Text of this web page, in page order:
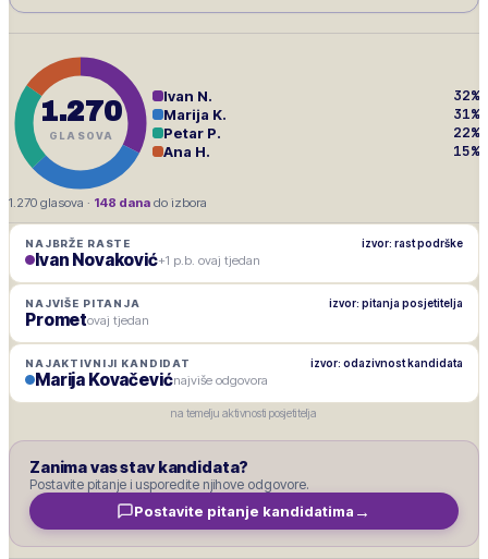
1.270
GLASOVA
Ivan N. 32%
Marija K. 31%
Petar P. 22%
Ana H. 15%
1.270 glasova · 148 dana do izbora
NAJBRŽE RASTE izvor: rast podrške
Ivan Novaković+1 p.b. ovaj tjedan
NAJVIŠE PITANJA izvor: pitanja posjetitelja
Prometovaj tjedan
NAJAKTIVNIJI KANDIDAT izvor: odazivnost kandidata
Marija Kovačevićnajviše odgovora
na temelju aktivnosti posjetitelja
Zanima vas stav kandidata?
Postavite pitanje i usporedite njihove odgovore.
Postavite pitanje kandidatima →